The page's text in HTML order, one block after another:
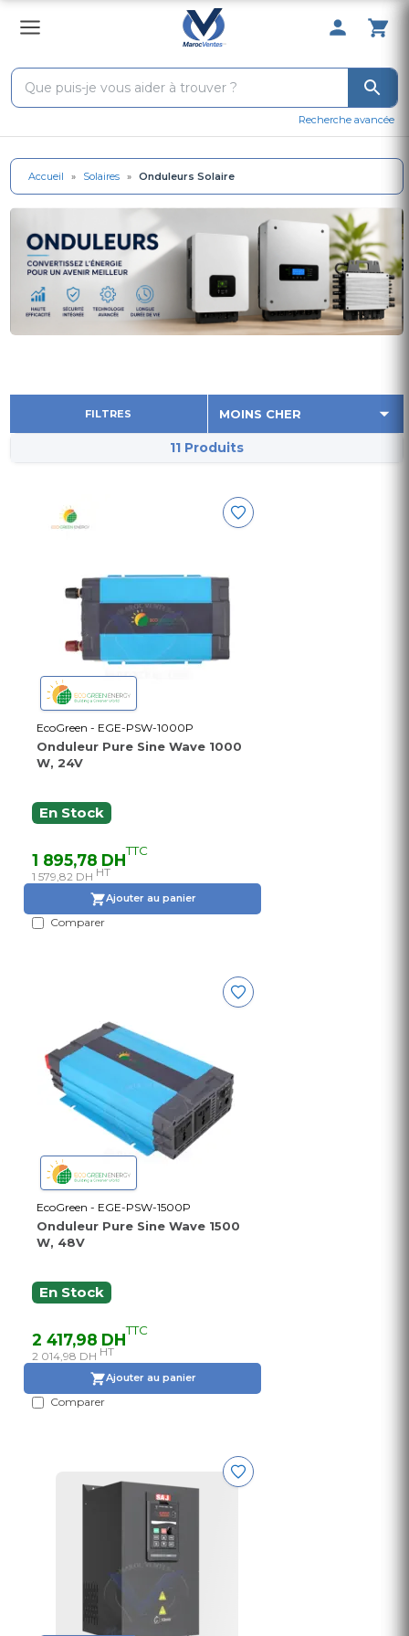
0 Produit
Recherche avancée
Accueil » Solaires » Onduleurs Solaire
FILTRES
11 Produits
EcoGreen - EGE-PSW-1000P
Onduleur Pure Sine Wave 1000
W, 24V
En Stock
1 895,78 DHTTC
1 579,82 DH HT
Ajouter au panier
Comparer
EcoGreen - EGE-PSW-1500P
Onduleur Pure Sine Wave 1500
W, 48V
En Stock
2 417,98 DHTTC
2 014,98 DH HT
Ajouter au panier
Comparer